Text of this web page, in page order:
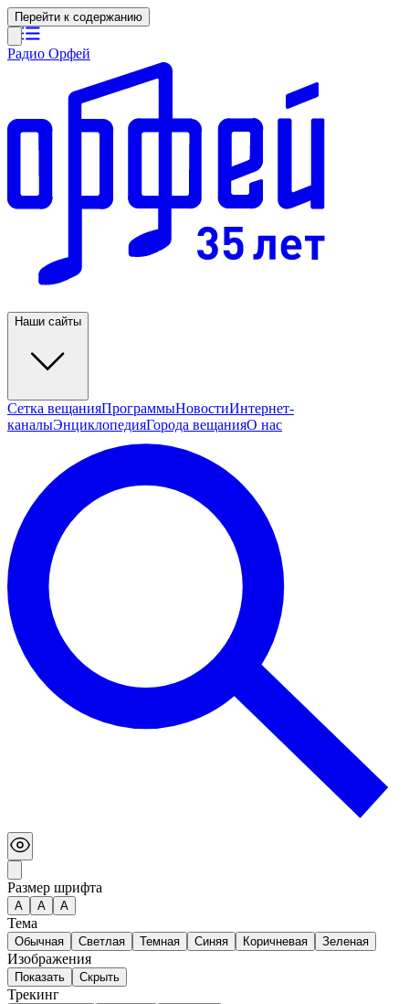
Перейти к содержанию
Радио Орфей
Наши сайты
Сетка вещанияПрограммыНовостиИнтернет-
каналыЭнциклопедияГорода вещанияО нас
Размер шрифта
А A A
Тема
Обычная Светлая Темная Синяя Коричневая Зеленая
Изображения
Показать Скрыть
Трекинг